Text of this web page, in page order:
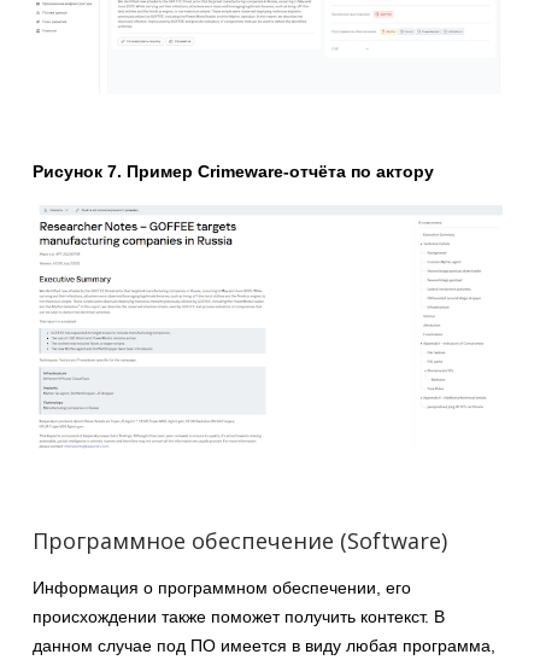
Рисунок 7. Пример Crimeware-отчёта по актору
Программное обеспечение (Software)
Информация о программном обеспечении, его
происхождении также поможет получить контекст. В
данном случае под ПО имеется в виду любая программа,